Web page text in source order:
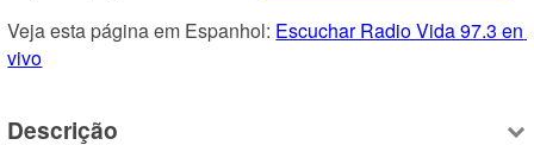
Veja esta página em Espanhol: Escuchar Radio Vida 97.3 en
vivo
Descrição